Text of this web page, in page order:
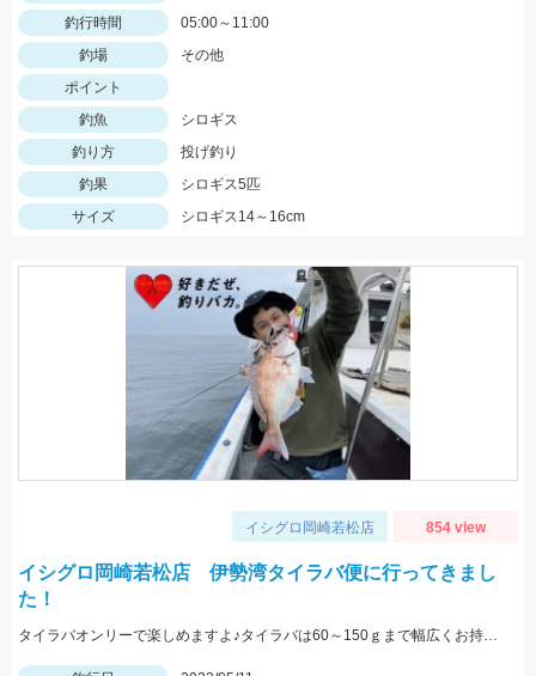
釣行時間
05:00～11:00
釣場
その他
ポイント
釣魚
シロギス
釣り方
投げ釣り
釣果
シロギス5匹
サイズ
シロギス14～16cm
イシグロ岡崎若松店 854 view
イシグロ岡崎若松店 伊勢湾タイラバ便に行ってきまし
た！
タイラバオンリーで楽しめますよ♪タイラバは60～150ｇまで幅広くお持ちください！ タイラバはタングステン製のものが船長もおすすめしていました♪